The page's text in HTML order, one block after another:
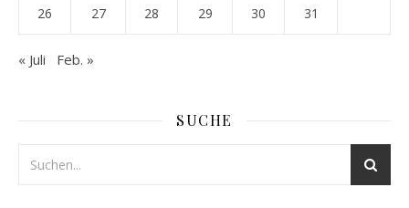
26 27 28 29 30 31
« Juli Feb. »
SUCHE